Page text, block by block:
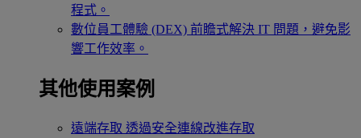
程式。
數位員工體驗 (DEX) 前瞻式解決 IT 問題，避免影
響工作效率。
其他使用案例
遠端存取 透過安全連線改進存取